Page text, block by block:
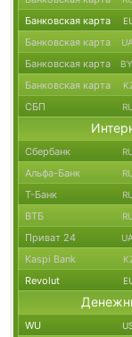
Банковская карта
Банковская карта
Банковская карта
Банковская карта
СБП
Сбербанк
Альфа-Банк
Т-Банк
ВТБ
Приват 24
Kaspi Bank
Revolut
WU